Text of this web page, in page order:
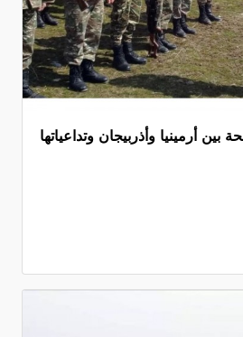
بين أرمينيا وأذربيجان وتداعياتها